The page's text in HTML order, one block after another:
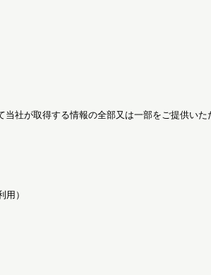
社が取得する情報の全部又は一部をご提供いた
）